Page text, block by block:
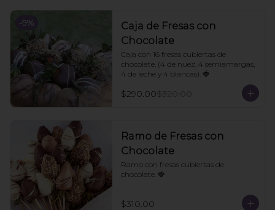
-9%
Caja de Fresas con
Chocolate
Caja con 16 fresas cubiertas de
chocolate. (4 de nuez, 4 semiamargas,
4 de leche y 4 blancas). 🍓
$290.00$320.00
Ramo de Fresas con
Chocolate
Ramo con fresas cubiertas de
chocolate. 🍓
$310.00